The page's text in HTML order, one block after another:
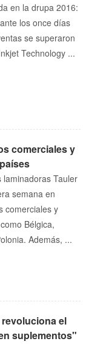
en la drupa 2016:
los once días
se superaron
Technology ...
comerciales y
Tauler
semana en
comerciales y
Bélgica,
Además, ...
el
suplementos"